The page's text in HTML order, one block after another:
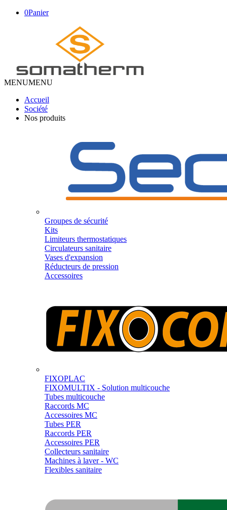
0Panier
MENUMENU
Accueil
Société
Nos produits
Groupes de sécurité
Kits
Limiteurs thermostatiques
Circulateurs sanitaire
Vases d'expansion
Réducteurs de pression
Accessoires
FIXOPLAC
FIXOMULTIX - Solution multicouche
Tubes multicouche
Raccords MC
Accessoires MC
Tubes PER
Raccords PER
Accessoires PER
Collecteurs sanitaire
Machines à laver - WC
Flexibles sanitaire